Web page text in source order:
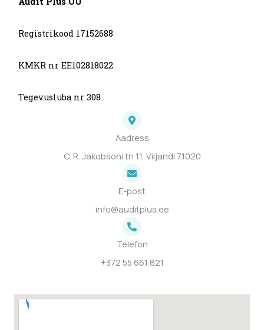
Registrikood 17152688
KMKR nr EE102818022
Tegevusluba nr 308
Aadress
C. R. Jakobsoni tn 11, Viljandi 71020
E-post
info@auditplus.ee
Telefon
+372 55 661 821